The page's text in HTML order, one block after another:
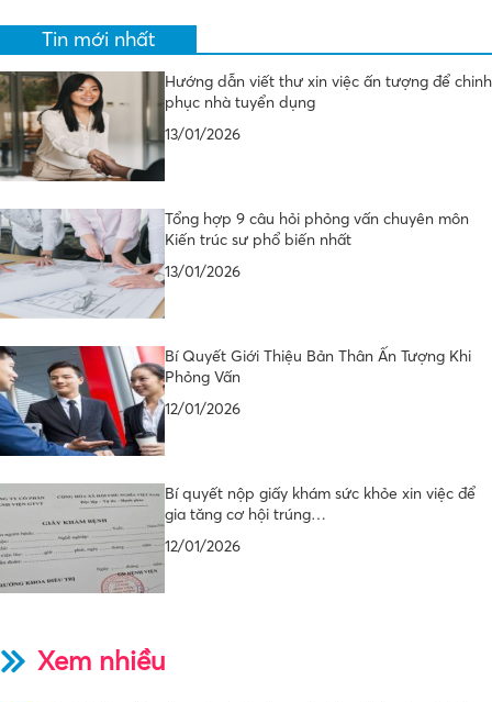
Tin mới nhất
Hướng dẫn viết thư xin việc ấn tượng để chinh
phục nhà tuyển dụng
13/01/2026
Tổng hợp 9 câu hỏi phỏng vấn chuyên môn
Kiến trúc sư phổ biến nhất
13/01/2026
Bí Quyết Giới Thiệu Bản Thân Ấn Tượng Khi
Phỏng Vấn
12/01/2026
Bí quyết nộp giấy khám sức khỏe xin việc để
gia tăng cơ hội trúng…
12/01/2026
Xem nhiều